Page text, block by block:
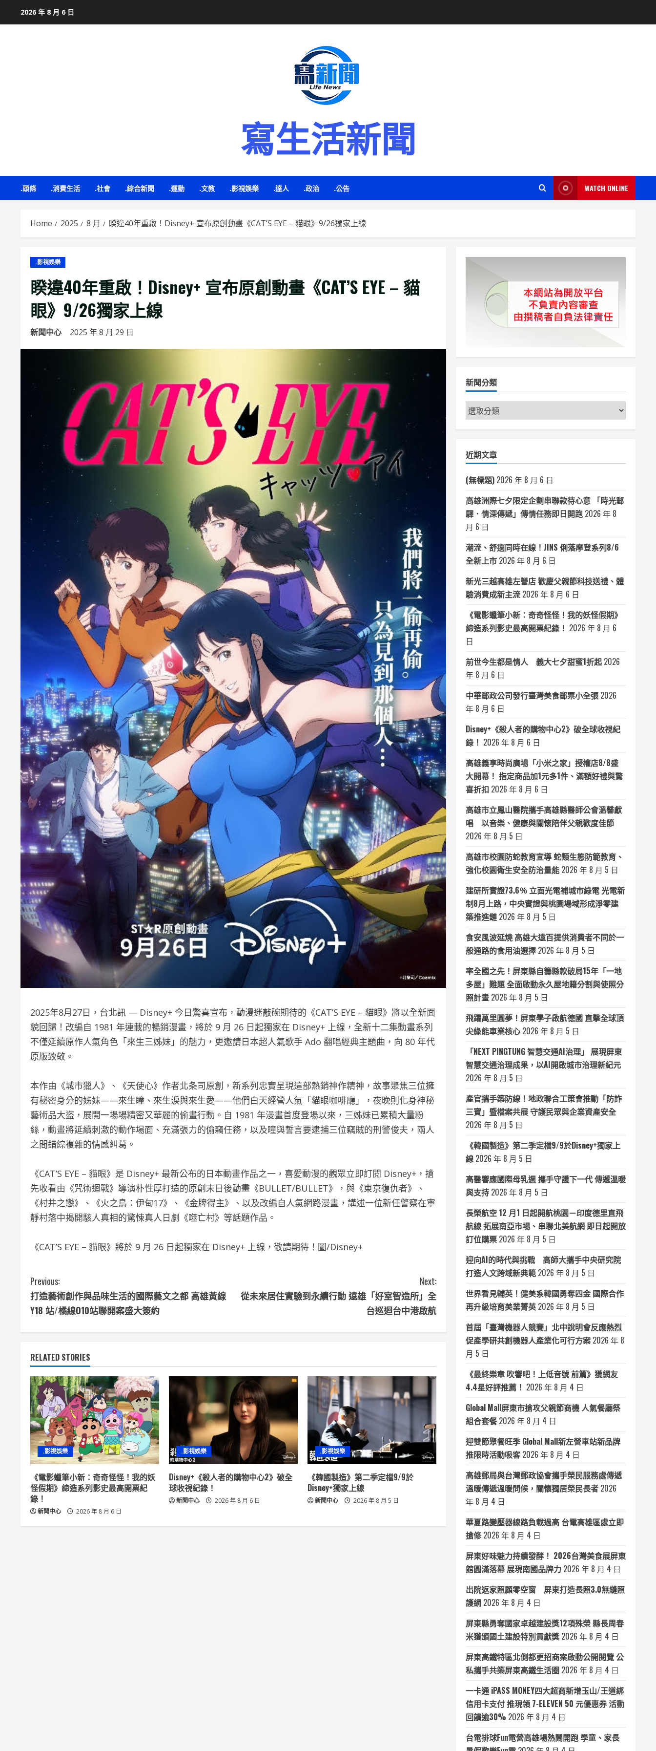
2026 年 8 月 6 日
寫生活新聞
.頭條 .消費生活 .社會 .綜合新聞 .運動 .文教 .影視娛樂 .達人 .政治 .公告 WATCH ONLINE
Home 2025 8 月 睽違40年重啟！Disney+ 宣布原創動畫《CAT’S EYE – 貓眼》9/26獨家上線
.影視娛樂
睽違40年重啟！Disney+ 宣布原創動畫《CAT’S EYE – 貓
眼》9/26獨家上線
新聞中心 2025 年 8 月 29 日
2025年8月27日，台北訊 — Disney+ 今日驚喜宣布，動漫迷敲碗期待的《CAT’S EYE – 貓眼》將以全新面
貌回歸！改編自 1981 年連載的暢銷漫畫，將於 9 月 26 日起獨家在 Disney+ 上線，全新十二集動畫系列
不僅延續原作人氣角色「來生三姊妹」的魅力，更邀請日本超人氣歌手 Ado 翻唱經典主題曲，向 80 年代
原版致敬。
本作由《城市獵人》、《天使心》作者北条司原創，新系列忠實呈現這部熱銷神作精神，故事聚焦三位擁
有秘密身分的姊妹——來生瞳、來生淚與來生愛——他們白天經營人氣「貓眼咖啡廳」，夜晚則化身神秘
藝術品大盜，展開一場場精密又華麗的偷畫行動。自 1981 年漫畫首度登場以來，三姊妹已累積大量粉
絲，動畫將延續刺激的動作場面、充滿張力的偷竊任務，以及瞳與誓言要逮捕三位竊賊的刑警俊夫，兩人
之間錯綜複雜的情感糾葛。
《CAT’S EYE – 貓眼》是 Disney+ 最新公布的日本動畫作品之一，喜愛動漫的觀眾立即訂閱 Disney+，搶
先收看由《咒術迴戰》導演朴性厚打造的原創末日後動畫《BULLET/BULLET》，與《東京復仇者》、
《村井之戀》、《火之鳥：伊甸17》、《金牌得主》、以及改編自人氣網路漫畫，講述一位新任警察在寧
靜村落中揭開駭人真相的驚悚真人日劇《噬亡村》等話題作品。
《CAT’S EYE – 貓眼》將於 9 月 26 日起獨家在 Disney+ 上線，敬請期待！圖/Disney+
C
o
i
n
u
e
R
e
a
d
i
Previous:
打造藝術創作與品味生活的國際藝文之都 高雄黃線
Y18 站/橘線O10站聯開案盛大簽約
Next:
從未來居住實驗到永續行動 遠雄「好室智造所」全
台巡迴台中港啟航
RELATED STORIES
.影視娛樂
《電影蠟筆小新：奇奇怪怪！我的妖
怪假期》締造系列影史最高開票紀
錄！
新聞中心 2026 年 8 月 6 日
.影視娛樂
Disney+《殺人者的購物中心2》破全
球收視紀錄！
新聞中心 2026 年 8 月 6 日
.影視娛樂
《韓國製造》第二季定檔9/9於
Disney+獨家上線
新聞中心 2026 年 8 月 5 日
新聞分類
新
聞
分
近期文章
(無標題) 2026 年 8 月 6 日
高雄洲際七夕限定企劃串聯款待心意 「時光郵
驛．情深傳遞」傳情任務即日開跑 2026 年 8
月 6 日
潮流、舒適同時在線！JINS 俐落摩登系列8/6
全新上市 2026 年 8 月 6 日
新光三越高雄左營店 歡慶父親節科技送禮、體
驗消費成新主流 2026 年 8 月 6 日
《電影蠟筆小新：奇奇怪怪！我的妖怪假期》
締造系列影史最高開票紀錄！ 2026 年 8 月 6
日
前世今生都是情人 義大七夕甜蜜1折起 2026
年 8 月 6 日
中華郵政公司發行臺灣美食郵票小全張 2026
年 8 月 6 日
Disney+《殺人者的購物中心2》破全球收視紀
錄！ 2026 年 8 月 6 日
高雄義享時尚廣場「小米之家」授權店8/8盛
大開幕！ 指定商品加1元多1件、滿額好禮與驚
喜折扣 2026 年 8 月 6 日
高雄市立鳳山醫院攜手高雄縣醫師公會溫馨獻
唱 以音樂、健康與關懷陪伴父親歡度佳節
2026 年 8 月 5 日
高雄市校園防蛇教育宣導 蛇類生態防範教育、
強化校園衛生安全防治量能 2026 年 8 月 5 日
建研所實證73.6％ 立面光電補城市綠電 光電新
制8月上路，中央實證與桃園場域形成淨零建
築推進鏈 2026 年 8 月 5 日
食安風波延燒 高雄大遠百提供消費者不同於一
般通路的食用油選擇 2026 年 8 月 5 日
率全國之先！屏東縣自籌縣款破局15年「一地
多屋」難題 全面啟動永久屋地籍分割與使照分
照計畫 2026 年 8 月 5 日
飛躍萬里圓夢！屏東學子啟航德國 直擊全球頂
尖綠能車業核心 2026 年 8 月 5 日
「NEXT PINGTUNG 智慧交通AI治理」 展現屏東
智慧交通治理成果，以AI開啟城市治理新紀元
2026 年 8 月 5 日
產官攜手築防線！地政聯合工策會推動「防詐
三寶」暨檔案共展 守護民眾與企業資產安全
2026 年 8 月 5 日
《韓國製造》第二季定檔9/9於Disney+獨家上
線 2026 年 8 月 5 日
高醫響應國際母乳週 攜手守護下一代 傳遞溫暖
與支持 2026 年 8 月 5 日
長榮航空 12 月1 日起開航桃園－印度德里直飛
航線 拓展南亞市場、串聯北美航網 即日起開放
訂位購票 2026 年 8 月 5 日
迎向AI的時代與挑戰 高師大攜手中央研究院
打造人文跨域新典範 2026 年 8 月 5 日
世界看見輔英！健美系韓國勇奪四金 國際合作
再升級培育美業菁英 2026 年 8 月 5 日
首屆「臺灣機器人競賽」北中說明會反應熱烈
促產學研共創機器人產業化可行方案 2026 年 8
月 5 日
《最終樂章 吹響吧！上低音號 前篇》獲網友
4.4星好評推薦！ 2026 年 8 月 4 日
Global Mall屏東市搶攻父親節商機 人氣餐廳祭
組合套餐 2026 年 8 月 4 日
迎雙節聚餐旺季 Global Mall新左營車站新品牌
推限時活動吸客 2026 年 8 月 4 日
高雄郵局與台灣郵政協會攜手榮民服務處傳遞
溫暖傳遞溫暖問候，關懷獨居榮民長者 2026
年 8 月 4 日
華夏路變壓器線路負載過高 台電高雄區處立即
搶修 2026 年 8 月 4 日
屏東好味魅力持續發酵！ 2026台灣美食展屏東
館圓滿落幕 展現南國品牌力 2026 年 8 月 4 日
出院返家照顧零空窗 屏東打造長照3.0無縫照
護網 2026 年 8 月 4 日
屏東縣勇奪國家卓越建設獎12項殊榮 縣長周春
米獲頒國土建設特別貢獻獎 2026 年 8 月 4 日
屏東高鐵特區北側都更招商案啟動公開閱覽 公
私攜手共築屏東高鐵生活圈 2026 年 8 月 4 日
一卡通 iPASS MONEY四大超商新增玉山/王道綁
信用卡支付 推現領 7-ELEVEN 50 元優惠券 活動
回饋逾30% 2026 年 8 月 4 日
台電排球Fun電營高雄場熱鬧開跑 學童、家長